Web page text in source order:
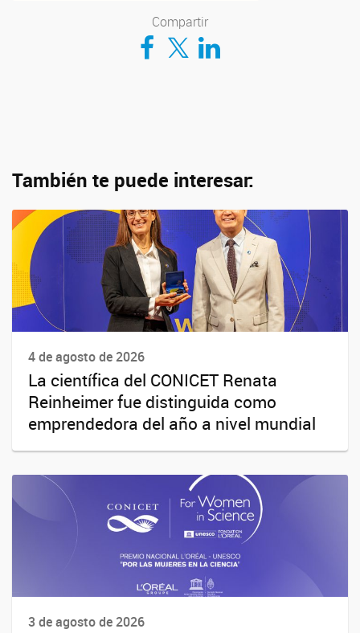
Compartir
Compartir en Facebook
Compartir en TwitterCompartir en LinkedIn
También te puede interesar:
4 de agosto de 2026
La científica del CONICET Renata
Reinheimer fue distinguida como
emprendedora del año a nivel mundial
3 de agosto de 2026